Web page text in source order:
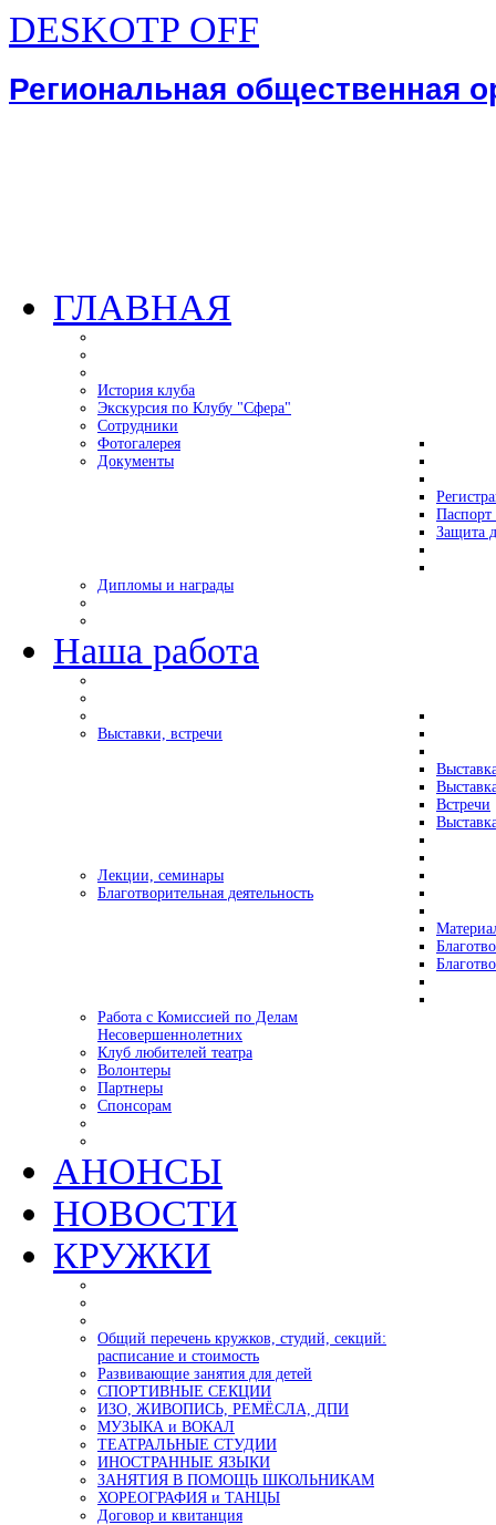
DESKOTP OFF
Региональная общественная
ГЛАВНАЯ
История клуба
Экскурсия по Клубу "Сфера"
Сотрудники
Фотогалерея
Документы
Паспорт
Защита
Дипломы и награды
Наша работа
Выставки, встречи
Встречи
Лекции, семинары
Благотворительная деятельность
Работа с Комиссией по Делам
Несовершеннолетних
Клуб любителей театра
Волонтеры
Партнеры
Спонсорам
АНОНСЫ
НОВОСТИ
КРУЖКИ
Общий перечень кружков, студий, секций:
расписание и стоимость
Развивающие занятия для детей
СПОРТИВНЫЕ СЕКЦИИ
ИЗО, ЖИВОПИСЬ, РЕМЁСЛА, ДПИ
МУЗЫКА и ВОКАЛ
ТЕАТРАЛЬНЫЕ СТУДИИ
ИНОСТРАННЫЕ ЯЗЫКИ
ЗАНЯТИЯ В ПОМОЩЬ ШКОЛЬНИКАМ
ХОРЕОГРАФИЯ и ТАНЦЫ
Договор и квитанция